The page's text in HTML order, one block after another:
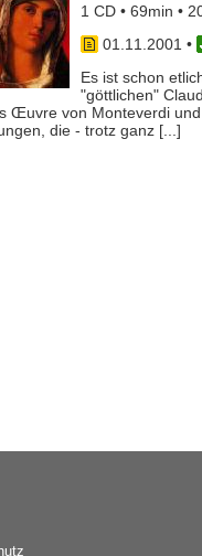
1 CD • 69min •
01.11.2001 •
Es ist schon
"göttlichen"
Œuvre von Monteverdi
die - trotz ganz [...]